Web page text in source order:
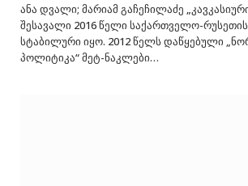
ანა დვალი; მარიამ გაჩეჩილაძე
შესავალი 2016 წელი საქართველო-
სტაბილური იყო. 2012 წელს დაწყებული
პოლიტიკა“ მეტ-ნაკლები…